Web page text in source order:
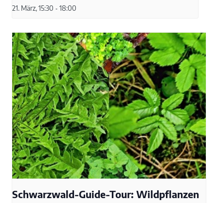
21. März, 15:30 - 18:00
Schwarzwald-Guide-Tour: Wildpflanzen